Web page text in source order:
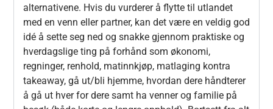
alternativene. Hvis du vurderer å flytte til utlandet
med en venn eller partner, kan det være en veldig god
idé å sette seg ned og snakke gjennom praktiske og
hverdagslige ting på forhånd som økonomi,
regninger, renhold, matinnkjøp, matlaging kontra
takeaway, gå ut/bli hjemme, hvordan dere håndterer
å gå ut hver for dere samt ha venner og familie på